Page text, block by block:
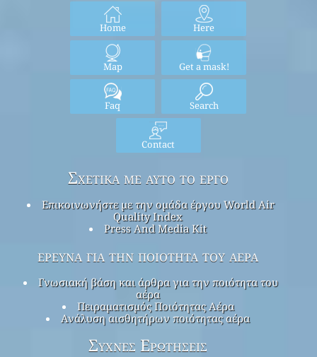
Home Here
Map Get a mask!
Faq Search
Contact
Σχετικά με αυτό το έργο
Επικοινωνήστε με την ομάδα έργου World Air
Quality Index
Press And Media Kit
έρευνα για την ποιότητα του αέρα
Γνωσιακή βάση και άρθρα για την ποιότητα του
αέρα
Πειραματισμός Ποιότητας Αέρα
Ανάλυση αισθητήρων ποιότητας αέρα
Συχνές Ερωτήσεις